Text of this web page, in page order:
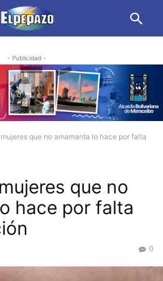
- Publicidad -
que no amamanta lo hace por falta
que no
hace por falta
0